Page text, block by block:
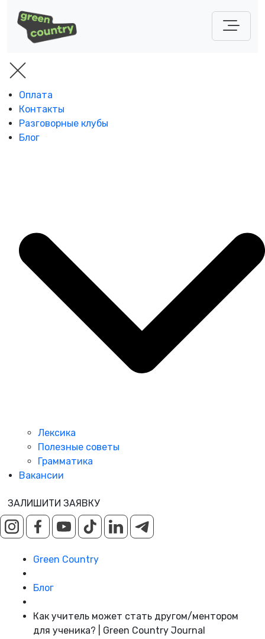
Оплата
Контакты
Разговорные клубы
Блог
Лексика
Полезные советы
Грамматика
Вакансии
ЗАЛИШИТИ ЗАЯВКУ
Green Country
Блог
Как учитель может стать другом/ментором
для ученика? | Green Country Journal